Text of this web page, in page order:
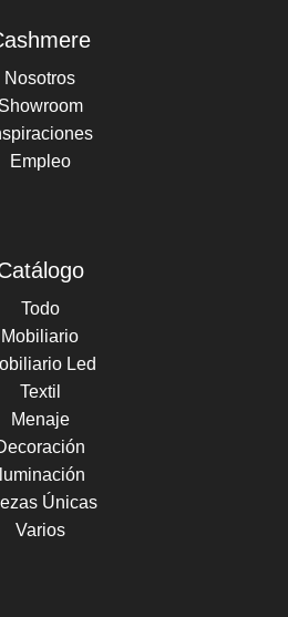
Nosotros
Showroom
Empleo
Todo
Mobiliario
Led
Textil
Menaje
Iluminación
Únicas
Varios